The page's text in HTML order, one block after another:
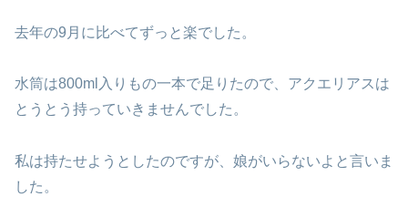
去年の9月に比べてずっと楽でした。
水筒は800ml入りもの一本で足りたので、アクエリアスは
とうとう持っていきませんでした。
私は持たせようとしたのですが、娘がいらないよと言いま
した。